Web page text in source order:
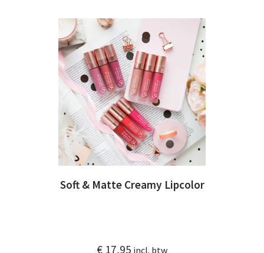
Soft & Matte Creamy Lipcolor
€ 17,95 incl. btw